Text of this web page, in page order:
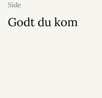
Side
Godt du kom